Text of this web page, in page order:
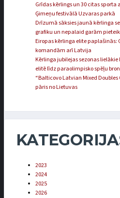
Grīdas kērlings un 30 citas
Ģimeņu festivālā Uzvaras parkā
Drīzumā sāksies jaunā kērlinga
grafiku un nepalaid garām
Eiropas kērlinga elite
komandām arī Latvija
Kērlinga jubilejas sezonas
elitē līdz paraolimpisko spēļu
“Balticovo Latvian Mixed
pāris no Lietuvas
2023
2024
2025
2026